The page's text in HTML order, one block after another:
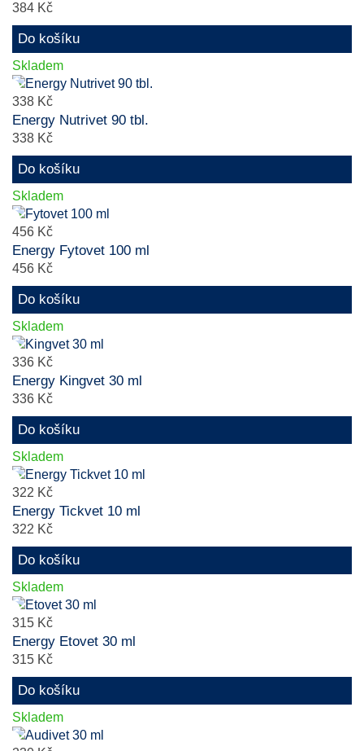
384 Kč
Do košíku
Skladem
338 Kč
Energy Nutrivet 90 tbl.
338 Kč
Do košíku
Skladem
456 Kč
Energy Fytovet 100 ml
456 Kč
Do košíku
Skladem
336 Kč
Energy Kingvet 30 ml
336 Kč
Do košíku
Skladem
322 Kč
Energy Tickvet 10 ml
322 Kč
Do košíku
Skladem
315 Kč
Energy Etovet 30 ml
315 Kč
Do košíku
Skladem